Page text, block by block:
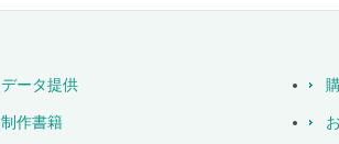
データ提供
制作書籍